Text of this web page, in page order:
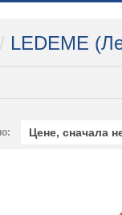
/ LEDEME
Цене, сначала